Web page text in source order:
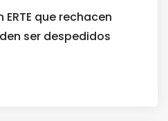
que rechacen
ser despedidos